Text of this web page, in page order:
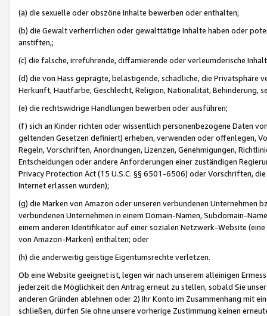
(a) die sexuelle oder obszöne Inhalte bewerben oder enthalten;
(b) die Gewalt verherrlichen oder gewalttätige Inhalte haben oder
anstiften,;
(c) die falsche, irreführende, diffamierende oder verleumderische
(d) die von Hass geprägte, belästigende, schädliche, die Privatsphäre
Herkunft, Hautfarbe, Geschlecht, Religion, Nationalität, Behinderung,
(e) die rechtswidrige Handlungen bewerben oder ausführen;
(f) sich an Kinder richten oder wissentlich personenbezogene Daten
geltenden Gesetzen definiert) erheben, verwenden oder offenlegen,
Regeln, Vorschriften, Anordnungen, Lizenzen, Genehmigungen,
Entscheidungen oder andere Anforderungen einer zuständigen
Privacy Protection Act (15 U.S.C. §§ 6501-6506) oder Vorschriften,
Internet erlassen wurden);
(g) die Marken von Amazon oder unseren verbundenen Unternehmen
verbundenen Unternehmen in einem Domain-Namen, Subdomain-
einem anderen Identifikator auf einer sozialen Netzwerk-Website
von Amazon-Marken) enthalten; oder
(h) die anderweitig geistige Eigentumsrechte verletzen.
Ob eine Website geeignet ist, legen wir nach unserem alleinigen
jederzeit die Möglichkeit den Antrag erneut zu stellen, sobald Sie
anderen Gründen ablehnen oder 2) Ihr Konto im Zusammenhang mit
schließen, dürfen Sie ohne unsere vorherige Zustimmung keinen